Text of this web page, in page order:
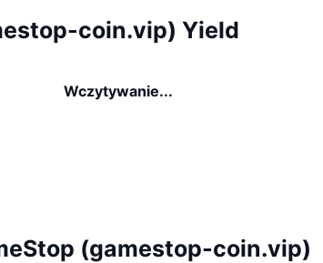
coin.vip) Yield
Wczytywanie...
(gamestop-coin.vip)